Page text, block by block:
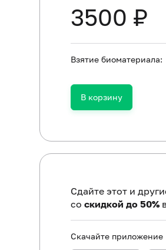
Женщинам исследование
рекомендуется производить до
3500 ₽
Взятие биоматериала:
В корзину
Сдайте этот и
со скидкой до 50%
Скачайте приложение